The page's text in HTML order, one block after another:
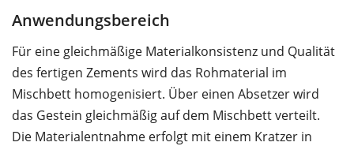
Anwendungsbereich
Für eine gleichmäßige Materialkonsistenz und Qualität
des fertigen Zements wird das Rohmaterial im
Mischbett homogenisiert. Über einen Absetzer wird
das Gestein gleichmäßig auf dem Mischbett verteilt.
Die Materialentnahme erfolgt mit einem Kratzer in